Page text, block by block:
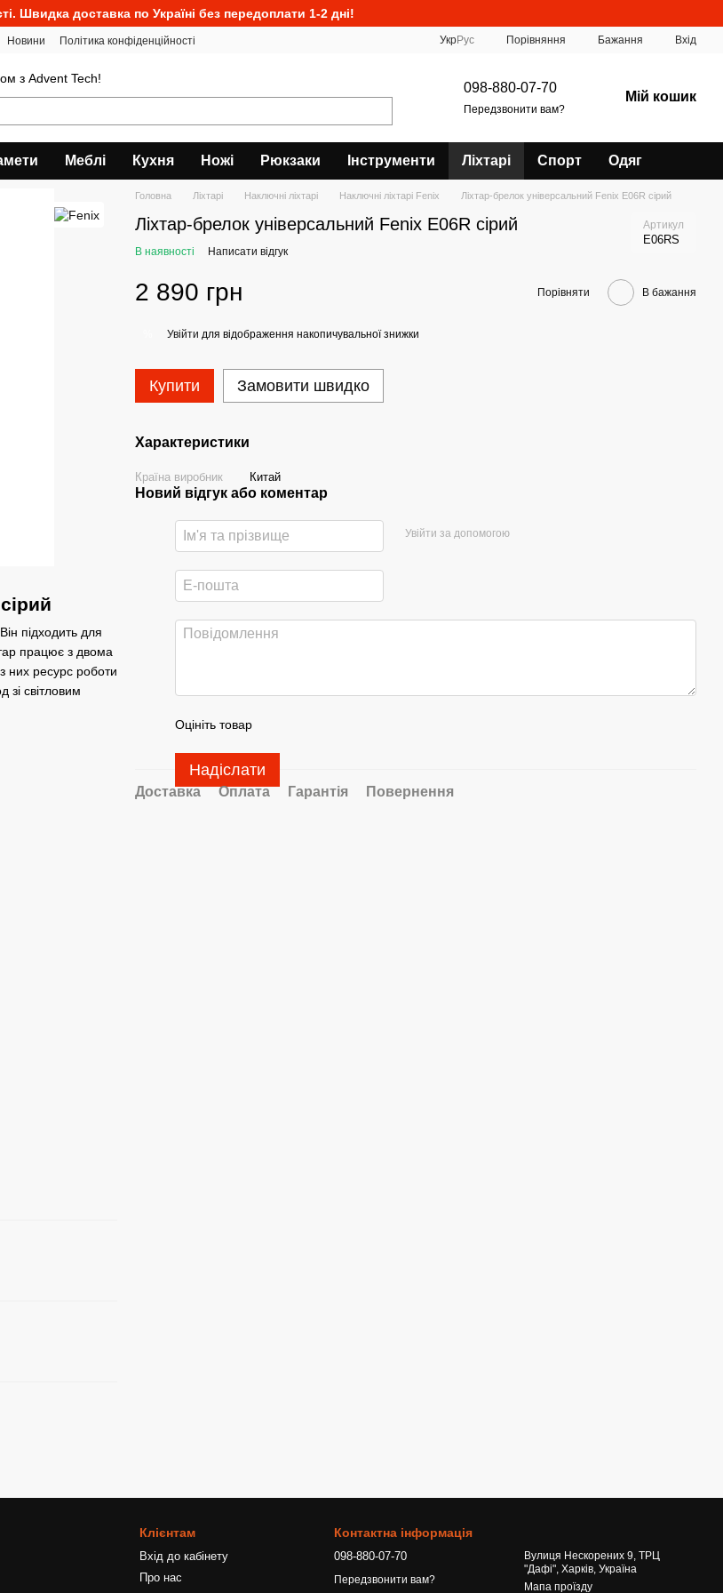
Швидка доставка по Україні без передоплати 1-2 дні!
Новини Політика конфіденційності УкрРус Порівняння Бажання Вхід
з Advent Tech!
098-880-07-70
Передзвонити вам?
Мій кошик
Меблі Кухня Ножі Рюкзаки Інструменти Ліхтарі Спорт Одяг
підходить для
працює з двома
них ресурс роботи
світловим
Головна Ліхтарі Наключні ліхтарі Наключні ліхтарі Fenix Ліхтар-брелок універсальний Fenix E06R сірий
Ліхтар-брелок універсальний Fenix E06R сірий Артикул
E06RS
В наявності Написати відгук
2 890 грн Порівняти В бажання
Увійти для відображення накопичувальної знижки
Купити Замовити швидко
Характеристики
Країна виробник Китай
Новий відгук або коментар
Увійти за допомогою
Оцініть товар
Надіслати
Доставка Оплата Гарантія Повернення
Клієнтам
Вхід до кабінету
Про нас
Контактна інформація
098-880-07-70
Передзвонити вам?
Вулиця Нескорених 9, ТРЦ
"Дафі", Харків, Україна
Мапа проїзду